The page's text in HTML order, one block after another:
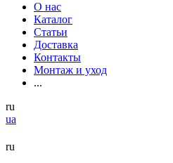
О нас
Каталог
Статьи
Доставка
Контакты
Монтаж и уход
...
ru
ua
ru